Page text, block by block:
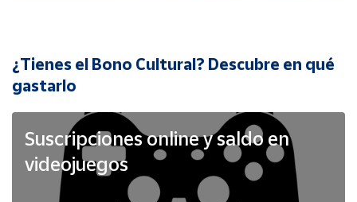
Cuenta
Ubicación
¿Tienes el Bono Cultural? Descubre en qué
gastarlo
Suscripciones online y saldo en
videojuegos